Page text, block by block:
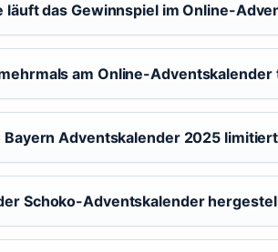
läuft das Gewinnspiel im Online-
am Online-Adventskalender
Bayern Adventskalender 2025
Schoko-Adventskalender